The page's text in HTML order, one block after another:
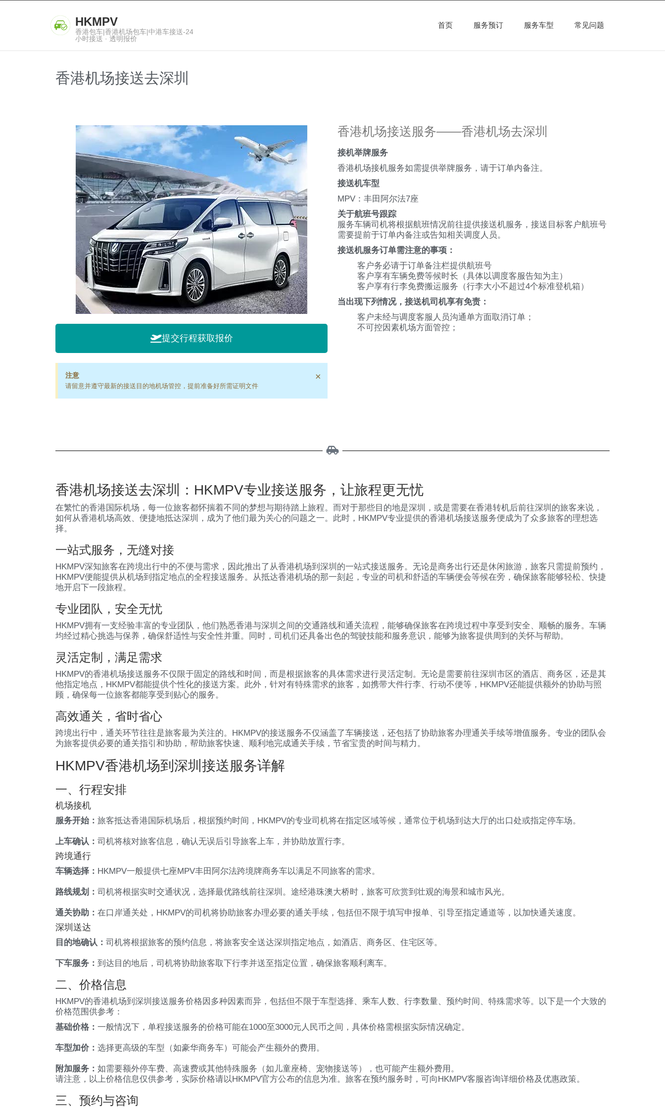
HKMPV
香港包车|香港机场包车|中港车接送-24
小时接送 · 透明报价
首页 服务预订 服务车型 常见问题
香港机场接送去深圳
提交行程获取报价
注意
请留意并遵守最新的接送目的地机场管控，提前准备好所需证明文件
×
香港机场接送服务——香港机场去深圳
接机举牌服务
香港机场接机服务如需提供举牌服务，请于订单内备注。
接送机车型
MPV：丰田阿尔法7座
关于航班号跟踪
服务车辆司机将根据航班情况前往提供接送机服务，接送目标客户航班号
需要提前于订单内备注或告知相关调度人员。
接送机服务订单需注意的事项：
客户务必请于订单备注栏提供航班号
客户享有车辆免费等候时长（具体以调度客服告知为主）
客户享有行李免费搬运服务（行李大小不超过4个标准登机箱）
当出现下列情况，接送机司机享有免责：
客户未经与调度客服人员沟通单方面取消订单；
不可控因素机场方面管控；
香港机场接送去深圳：HKMPV专业接送服务，让旅程更无忧
在繁忙的香港国际机场，每一位旅客都怀揣着不同的梦想与期待踏上旅程。而对于那些目的地是深圳，或是需要在香港转机后前往深圳的旅客来说，
如何从香港机场高效、便捷地抵达深圳，成为了他们最为关心的问题之一。此时，HKMPV专业提供的香港机场接送服务便成为了众多旅客的理想选
择。
一站式服务，无缝对接
HKMPV深知旅客在跨境出行中的不便与需求，因此推出了从香港机场到深圳的一站式接送服务。无论是商务出行还是休闲旅游，旅客只需提前预约，
HKMPV便能提供从机场到指定地点的全程接送服务。从抵达香港机场的那一刻起，专业的司机和舒适的车辆便会等候在旁，确保旅客能够轻松、快捷
地开启下一段旅程。
专业团队，安全无忧
HKMPV拥有一支经验丰富的专业团队，他们熟悉香港与深圳之间的交通路线和通关流程，能够确保旅客在跨境过程中享受到安全、顺畅的服务。车辆
均经过精心挑选与保养，确保舒适性与安全性并重。同时，司机们还具备出色的驾驶技能和服务意识，能够为旅客提供周到的关怀与帮助。
灵活定制，满足需求
HKMPV的香港机场接送服务不仅限于固定的路线和时间，而是根据旅客的具体需求进行灵活定制。无论是需要前往深圳市区的酒店、商务区，还是其
他指定地点，HKMPV都能提供个性化的接送方案。此外，针对有特殊需求的旅客，如携带大件行李、行动不便等，HKMPV还能提供额外的协助与照
顾，确保每一位旅客都能享受到贴心的服务。
高效通关，省时省心
跨境出行中，通关环节往往是旅客最为关注的。HKMPV的接送服务不仅涵盖了车辆接送，还包括了协助旅客办理通关手续等增值服务。专业的团队会
为旅客提供必要的通关指引和协助，帮助旅客快速、顺利地完成通关手续，节省宝贵的时间与精力。
HKMPV香港机场到深圳接送服务详解
一、行程安排
机场接机
服务开始： 旅客抵达香港国际机场后，根据预约时间，HKMPV的专业司机将在指定区域等候，通常位于机场到达大厅的出口处或指定停车场。
上车确认： 司机将核对旅客信息，确认无误后引导旅客上车，并协助放置行李。
跨境通行
车辆选择： HKMPV一般提供七座MPV丰田阿尔法跨境牌商务车以满足不同旅客的需求。
路线规划： 司机将根据实时交通状况，选择最优路线前往深圳。途经港珠澳大桥时，旅客可欣赏到壮观的海景和城市风光。
通关协助： 在口岸通关处，HKMPV的司机将协助旅客办理必要的通关手续，包括但不限于填写申报单、引导至指定通道等，以加快通关速度。
深圳送达
目的地确认： 司机将根据旅客的预约信息，将旅客安全送达深圳指定地点，如酒店、商务区、住宅区等。
下车服务： 到达目的地后，司机将协助旅客取下行李并送至指定位置，确保旅客顺利离车。
二、价格信息
HKMPV的香港机场到深圳接送服务价格因多种因素而异，包括但不限于车型选择、乘车人数、行李数量、预约时间、特殊需求等。以下是一个大致的
价格范围供参考：
基础价格： 一般情况下，单程接送服务的价格可能在1000至3000元人民币之间，具体价格需根据实际情况确定。
车型加价： 选择更高级的车型（如豪华商务车）可能会产生额外的费用。
附加服务： 如需要额外停车费、高速费或其他特殊服务（如儿童座椅、宠物接送等），也可能产生额外费用。
请注意，以上价格信息仅供参考，实际价格请以HKMPV官方公布的信息为准。旅客在预约服务时，可向HKMPV客服咨询详细价格及优惠政策。
三、预约与咨询